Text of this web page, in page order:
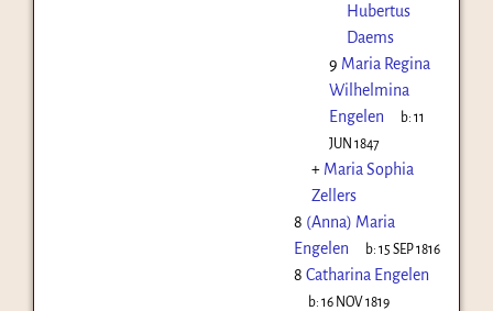
Hubertus
Daems
9 Maria Regina
Wilhelmina
Engelen
b:11
JUN 1847
+ Maria Sophia
Zellers
8 (Anna) Maria
Engelen
b:15 SEP 1816
8 Catharina Engelen
b:16 NOV 1819